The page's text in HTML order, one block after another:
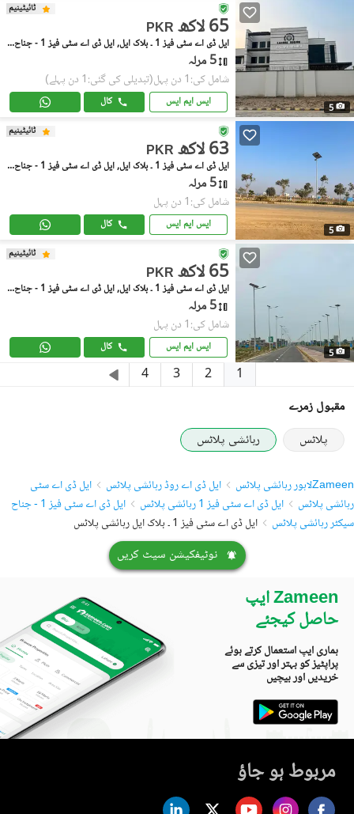
5
ٹائیٹینیم
PKR 65 لاکھ
ایل ڈی اے سٹی فیز 1 ۔ بلاک ایل, ایل ڈی اے سٹی فیز 1 - جناح سیکٹر
5 مرلہ
شامل کی:1 دن پہل (تبدیلی کی گئی:1 دن پہلے)
ایس ایم ایس کال
5
ٹائیٹینیم
PKR 63 لاکھ
ایل ڈی اے سٹی فیز 1 ۔ بلاک ایل, ایل ڈی اے سٹی فیز 1 - جناح سیکٹر
5 مرلہ
شامل کی:1 دن پہل
ایس ایم ایس کال
5
ٹائیٹینیم
PKR 65 لاکھ
ایل ڈی اے سٹی فیز 1 ۔ بلاک ایل, ایل ڈی اے سٹی فیز 1 - جناح سیکٹر
5 مرلہ
شامل کی:1 دن پہل
ایس ایم ایس کال
1
2
3
4
مقبول زمرے
پلاٹس
رہائشی پلاٹس
Zameenلاہور رہائشی پلاٹس ایل ڈی اے روڈ رہائشی پلاٹس
ایل ڈی اے سٹی
رہائشی پلاٹس
ایل ڈی اے سٹی فیز 1 رہائشی پلاٹس
ایل ڈی اے سٹی فیز 1 - جناح
سیکٹر رہائشی پلاٹس
ایل ڈی اے سٹی فیز 1 ۔ بلاک ایل رہائشی پلاٹس
نوٹیفکیشن سیٹ کریں
Zameen ایپ
حاصل کیجئے
ہماری ایپ استعمال کرتے ہوئے
پراپٹیز کو بہتر اور تیزی سے
خریدیں اور بیچیں
مربوط ہو جاؤ